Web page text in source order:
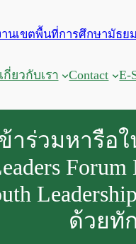
เกี่ยวกับเรา Contact E-
าร่วมหารือ
ด้วยทั